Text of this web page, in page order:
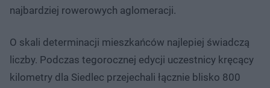
najbardziej rowerowych aglomeracji.
O skali determinacji mieszkańców najlepiej świadczą
liczby. Podczas tegorocznej edycji uczestnicy kręcący
kilometry dla Siedlec przejechali łącznie blisko 800